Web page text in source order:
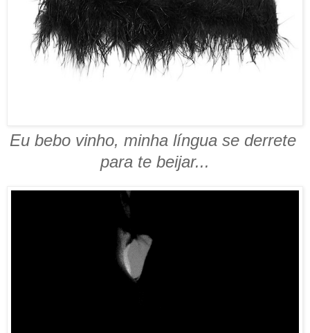
Eu bebo vinho, minha língua se derrete
para te beijar...